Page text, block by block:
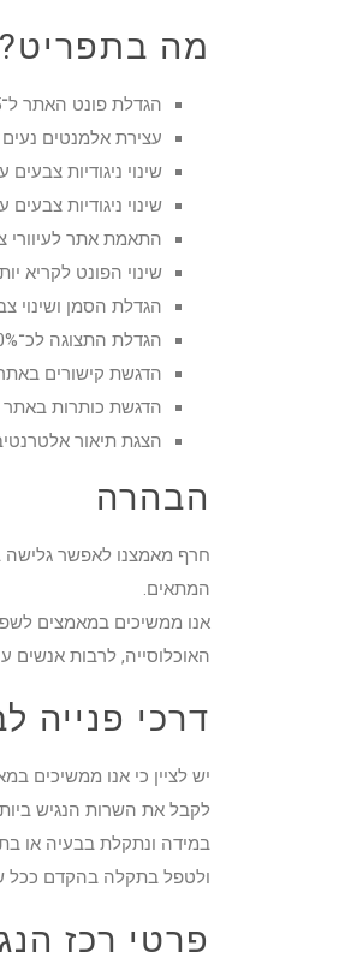
מה בתפריט?
הגדלת פונט האתר ל־5 גדלים שונים
עצירת אלמנטים
שינוי ניגודיות
שינוי ניגודיות
התאמת אתר לעיוורי
שינוי הפונט לקריא
הגדלת הסמן ושינוי
הגדלת התצוגה לכ־200%
הדגשת קישורים
הדגשת כותרות באתר
הצגת תיאור
הבהרה
חרף מאמצנו לאפשר גלישה
המתאים.
אנו ממשיכים במאמצים
האוכלוסייה, לרבות אנשים
דרכי פנייה
יש לציין כי אנו ממשיכים
לקבל את השרות הנגיש
במידה ונתקלת בבעיה או
ולטפל בתקלה בהקדם ככל
פרטי רכז